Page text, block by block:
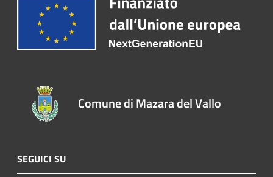
Comune di Mazara del Vallo
SEGUICI SU